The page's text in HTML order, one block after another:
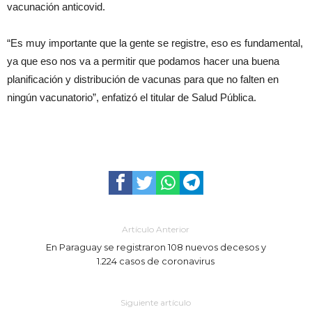
vacunación anticovid.
“Es muy importante que la gente se registre, eso es fundamental,
ya que eso nos va a permitir que podamos hacer una buena
planificación y distribución de vacunas para que no falten en
ningún vacunatorio”, enfatizó el titular de Salud Pública.
Artículo Anterior
En Paraguay se registraron 108 nuevos decesos y
1.224 casos de coronavirus
Siguiente artículo